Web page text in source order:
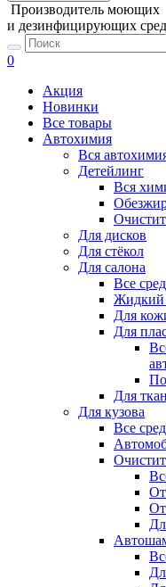
Производитель моющих
и дезинфицирующих
0
Акция
Новинки
Все товары
Автохимия
Вся
Детейлинг
Вся
Для дисков
Для стёкол
Для салона
Все
Жидкий
Для
Для
Для
Для кузова
Все